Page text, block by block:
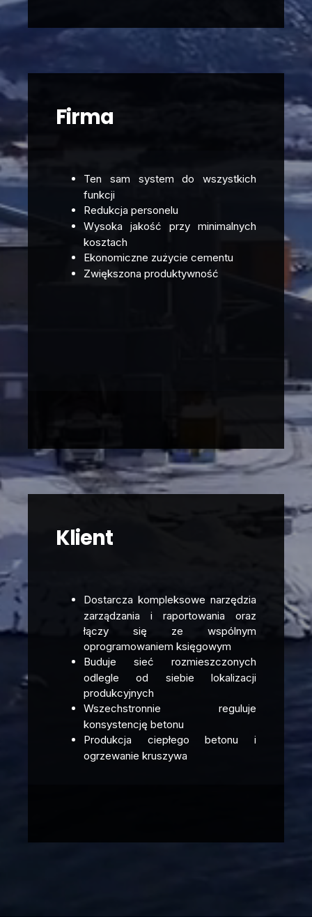
Firma
Ten sam system do wszystkich
funkcji
Redukcja personelu
Wysoka jakość przy minimalnych
kosztach
Ekonomiczne zużycie cementu
Zwiększona produktywność
Klient
Dostarcza kompleksowe narzędzia
zarządzania i raportowania oraz
łączy się ze wspólnym
oprogramowaniem księgowym
Buduje sieć rozmieszczonych
odlegle od siebie lokalizacji
produkcyjnych
Wszechstronnie reguluje
konsystencję betonu
Produkcja ciepłego betonu i
ogrzewanie kruszywa